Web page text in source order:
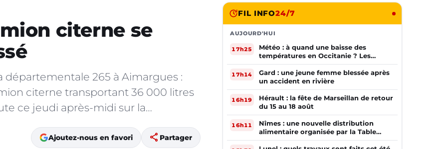
citerne se
265 à Aimargues :
citerne transportant 36 000 litres
ce jeudi après-midi sur la…
Ajoutez-nous en favori share Partager
FIL INFO24/7
AUJOURD'HUI
17h25
Météo : à quand une baisse des
températures en Occitanie ? Les
prévisions
17h14
Gard : une jeune femme blessée après
un accident en rivière
16h19
Hérault : la fête de Marseillan de retour
du 15 au 18 août
16h11
Nîmes : une nouvelle distribution
alimentaire organisée par la Table
Ouverte